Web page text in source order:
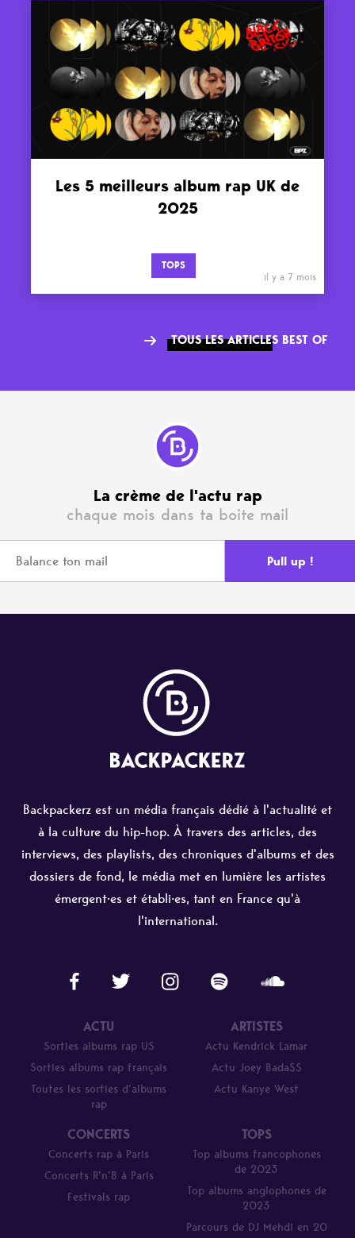
Les 5 meilleurs album rap UK de
2025
TOPS
il y a 7 mois
TOUS LES ARTICLES BEST OF
La crème de l'actu rap
chaque mois dans ta boite mail
Backpackerz est un média français dédié à l'actualité et
à la culture du hip-hop. À travers des articles, des
interviews, des playlists, des chroniques d'albums et des
dossiers de fond, le média met en lumière les artistes
émergent·es et établi·es, tant en France qu'à
l'international.
ACTU
Sorties albums rap US
Sorties albums rap français
Toutes les sorties d’albums
rap
ARTISTES
Actu Kendrick Lamar
Actu Joey Bada$$
Actu Kanye West
CONCERTS
Concerts rap à Paris
Concerts R’n’B à Paris
Festivals rap
TOPS
Top albums francophones
de 2023
Top albums anglophones de
2023
Parcours de DJ Mehdi en 20